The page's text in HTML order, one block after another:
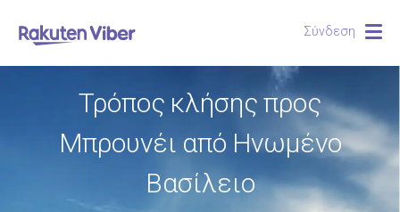
Σύνδεση
Τρόπος κλήσης προς
Μπρουνέι από Ηνωμένο
Βασίλειο